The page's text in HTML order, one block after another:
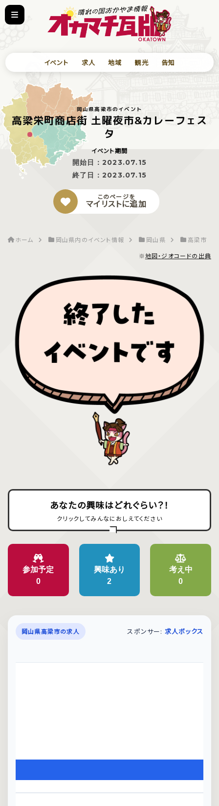
イベント 求人 地域 観光 告知
岡山県高梁市のイベント
高梁栄町商店街 土曜夜市&カレーフェス
タ
イベント期間
開始日： 2023.07.15
終了日： 2023.07.15
このページを
マイリストに追加
ホーム 岡山県内のイベント情報 岡山県
高梁市
※地図・ジオコードの出典
あなたの興味はどれぐらい？！
クリックしてみんなにおしえてください
参加予定
0
興味あり
2
考え中
0
岡山県高梁市の求人 スポンサー: 求人ボックス